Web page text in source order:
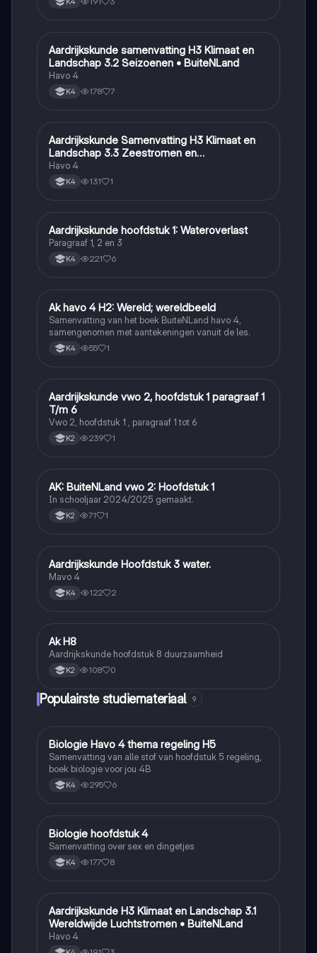
Aardrijkskunde
Aardrijkskunde samenvatting H3 Klimaat en
Landschap 3.2 Seizoenen • BuiteNLand
Havo 4
K4 178 7
Aardrijkskunde
Aardrijkskunde Samenvatting H3 Klimaat en
Landschap 3.3 Zeestromen en
Klimaatgebieden • BuiteNLand
Havo 4
K4 131 1
Aardrijkskunde
Aardrijkskunde hoofdstuk 1: Wateroverlast
Paragraaf 1, 2 en 3
K4 221 6
Aardrijkskunde
Ak havo 4 H2: Wereld; wereldbeeld
Samenvatting van het boek BuiteNLand havo 4,
samengenomen met aantekeningen vanuit de les.
K4 55 1
Aardrijkskunde
Aardrijkskunde vwo 2, hoofdstuk 1 paragraaf 1
T/m 6
Vwo 2, hoofdstuk 1 , paragraaf 1 tot 6
K2 239 1
Aardrijkskunde
AK: BuiteNLand vwo 2: Hoofdstuk 1
In schooljaar 2024/2025 gemaakt.
K2 71 1
Aardrijkskunde
Aardrijkskunde Hoofdstuk 3 water.
Mavo 4
K4 122 2
Aardrijkskunde
Ak H8
Aardrijkskunde hoofdstuk 8 duurzaamheid
K2 108 0
Populairste studiemateriaal 9
Biologie
Biologie Havo 4 thema regeling H5
Samenvatting van alle stof van hoofdstuk 5 regeling,
boek biologie voor jou 4B
K4 295 6
Biologie
Biologie hoofdstuk 4
Samenvatting over sex en dingetjes
K4 177 8
Aardrijkskunde
Aardrijkskunde H3 Klimaat en Landschap 3.1
Wereldwijde Luchtstromen • BuiteNLand
Havo 4